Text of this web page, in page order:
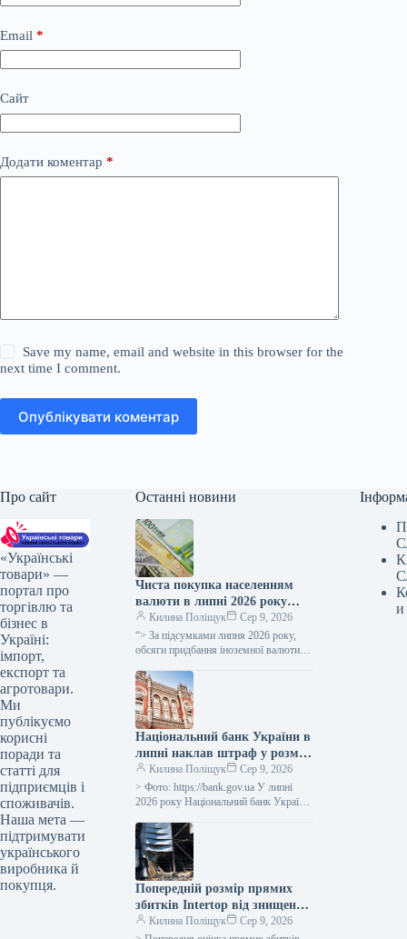
Email *
Сайт
Додати коментар *
Save my name, email and website in this browser for the
next time I comment.
Опублікувати коментар
Про сайт
«Українські
товари» —
портал про
торгівлю та
бізнес в
Україні:
імпорт,
експорт та
агротовари.
Ми
публікуємо
корисні
поради та
статті для
підприємців і
споживачів.
Наша мета —
підтримувати
українського
виробника й
покупця.
Останні новини
Чиста покупка населенням
валюти в липні 2026 року
скоротилася до 0,5 мільярда
доларів.
Килина Поліщук
Сер 9, 2026
“> За підсумками липня 2026 року,
обсяги придбання іноземної валюти
продажу на 0,5 мільярда доларів
США.…
Національний банк України в
липні наклав штраф у розмірі
42,5 мільйонів гривень на
банк “Український капітал”
та 16,1 мільйона гривень на
Килина Поліщук
Сер 9, 2026
> Фото: https://bank.gov.ua У липні
2026 року Національний банк України
банківських установ та 19…
Попередній розмір прямих
збитків Intertop від знищення
головного складу оцінюється
Килина Поліщук
Сер 9, 2026
и